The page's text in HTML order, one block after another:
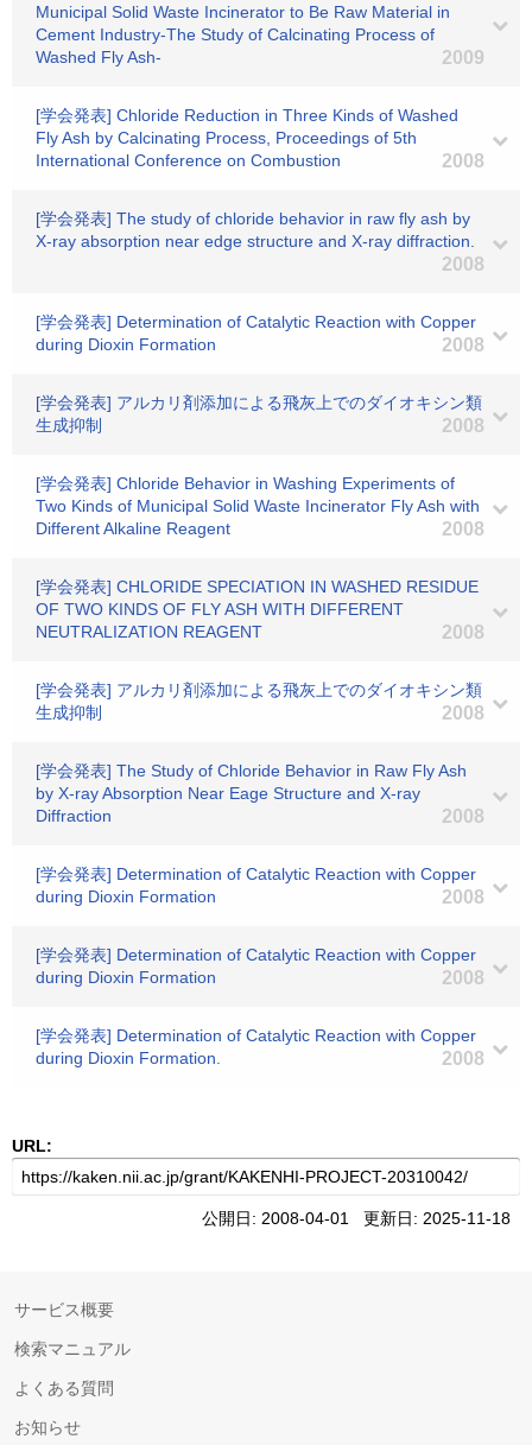
Municipal Solid Waste Incinerator to Be Raw Material in
Cement Industry-The Study of Calcinating Process of
Washed Fly Ash-
2009
[学会発表] Chloride Reduction in Three Kinds of Washed
Fly Ash by Calcinating Process, Proceedings of 5th
International Conference on Combustion
2008
[学会発表] The study of chloride behavior in raw fly ash by
X-ray absorption near edge structure and X-ray diffraction.
2008
[学会発表] Determination of Catalytic Reaction with Copper
during Dioxin Formation
2008
[学会発表] アルカリ剤添加による飛灰上でのダイオキシン類
生成抑制
2008
[学会発表] Chloride Behavior in Washing Experiments of
Two Kinds of Municipal Solid Waste Incinerator Fly Ash with
Different Alkaline Reagent
2008
[学会発表] CHLORIDE SPECIATION IN WASHED RESIDUE
OF TWO KINDS OF FLY ASH WITH DIFFERENT
NEUTRALIZATION REAGENT
2008
[学会発表] アルカリ剤添加による飛灰上でのダイオキシン類
生成抑制
2008
[学会発表] The Study of Chloride Behavior in Raw Fly Ash
by X-ray Absorption Near Eage Structure and X-ray
Diffraction
2008
[学会発表] Determination of Catalytic Reaction with Copper
during Dioxin Formation
2008
[学会発表] Determination of Catalytic Reaction with Copper
during Dioxin Formation
2008
[学会発表] Determination of Catalytic Reaction with Copper
during Dioxin Formation.
2008
URL:
公開日: 2008-04-01 更新日: 2025-11-18
サービス概要
検索マニュアル
よくある質問
お知らせ